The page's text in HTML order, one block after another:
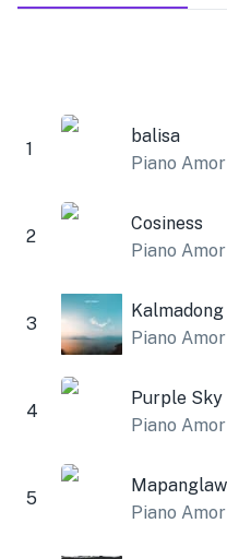
1
balisa
Piano Amor
2
Cosiness
Piano Amor
3
Piano Amor
4
Purple Sky
Piano Amor
5
Piano Amor